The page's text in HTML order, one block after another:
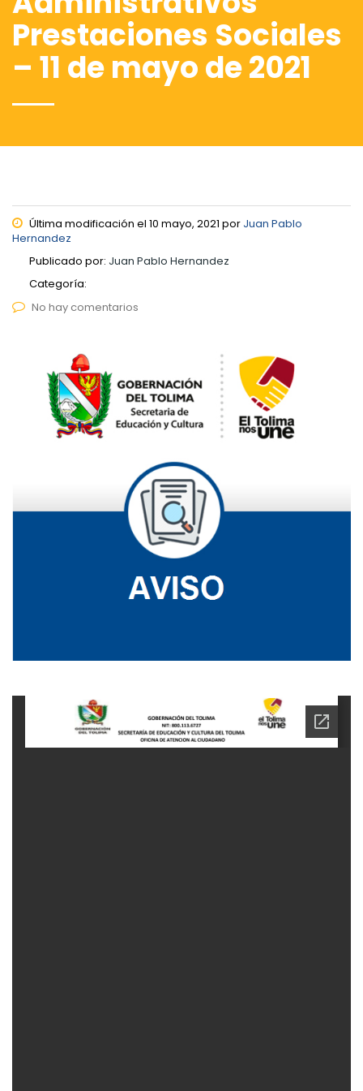
Prestaciones Sociales
– 11 de mayo de 2021
Última modificación el 10 mayo, 2021 por Juan Pablo
Hernandez
Publicado por: Juan Pablo Hernandez
Categoría:
No hay comentarios